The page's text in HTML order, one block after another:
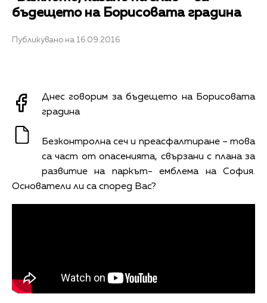
бъдещето на Борисовата градина
Публикувано на 16.09.2016
Днес говорим за бъдещето на Борисовата
градина
Безконтролна сеч и преасфалтиране – това
са част от опасенията, свързани с плана за
развитие на паркът- емблема на София.
Основатели ли са според Вас?